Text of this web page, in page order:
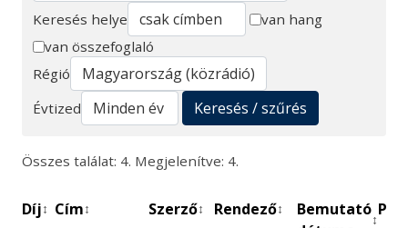
Keresés
Keresés helye
van hang
van összefoglaló
Régió
Évtized
Keresés / szűrés
Összes találat: 4. Megjelenítve: 4.
Díj↕ Cím↕ Szerző↕ Rendező↕
Bemutató
↕